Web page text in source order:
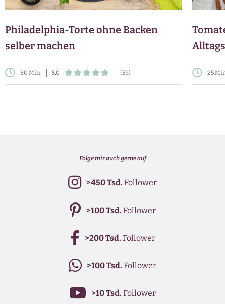
Philadelphia-Torte ohne Backen
selber machen
30 Min. 5,0 (59) 25
Folge mir auch gerne auf
>450 Tsd. Follower
>100 Tsd. Follower
>200 Tsd. Follower
>100 Tsd. Follower
>10 Tsd. Follower